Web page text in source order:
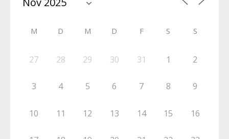
M D M D F S S
27 28 29 30 31 1 2
3 4 5 6 7 8 9
10 11 12 13 14 15 16